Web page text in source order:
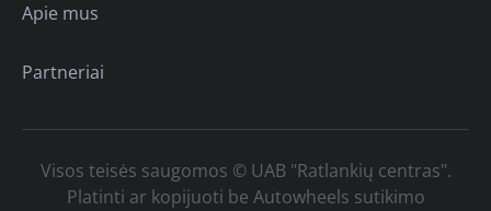
Apie mus
Partneriai
Visos teisės saugomos © UAB "Ratlankių centras".
Platinti ar kopijuoti be Autowheels sutikimo